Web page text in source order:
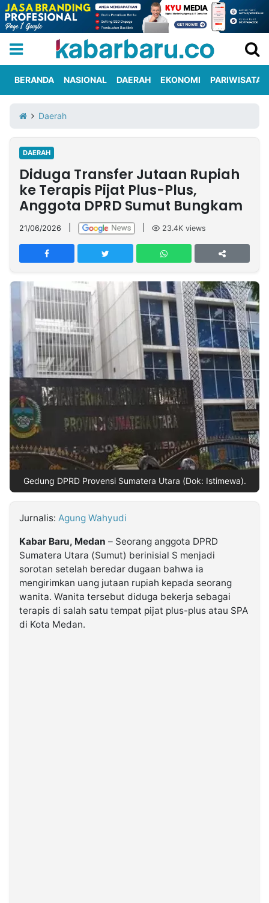
Iklan
Berita
Kami
Nasional
International
Olahraga
Entertainment
Daerah
Pariwisata
Kuliner
Kolom
Network
PT
TREETAN
INDONESIA
Partner
Insight
NTB
Suara
Time
Lens
IDN
Daily
Jogja
Jalan
Rakyat
Idealita
News
Kita
Notice
Radar
Baru
Seedbacklink
Follow
Kabarbaru
Kabarbaru.co
BERANDA NASIONAL DAERAH EKONOMI PARIWISATA
Daerah
DAERAH
Diduga Transfer Jutaan Rupiah
ke Terapis Pijat Plus-Plus,
Anggota DPRD Sumut Bungkam
21/06/2026 23.4K views
Gedung DPRD Provensi Sumatera Utara (Dok: Istimewa).
Jurnalis: Agung Wahyudi
Kabar Baru, Medan – Seorang anggota DPRD
Sumatera Utara (Sumut) berinisial S menjadi
sorotan setelah beredar dugaan bahwa ia
mengirimkan uang jutaan rupiah kepada seorang
wanita. Wanita tersebut diduga bekerja sebagai
terapis di salah satu tempat pijat plus-plus atau SPA
di Kota Medan.